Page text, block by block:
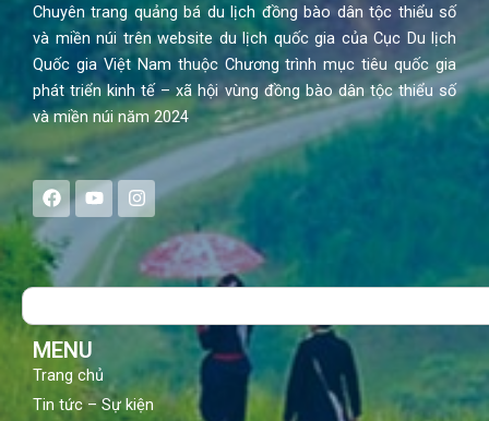
Chuyên trang quảng bá du lịch đồng bào dân tộc thiểu số
và miền núi trên website du lịch quốc gia của Cục Du lịch
Quốc gia Việt Nam thuộc Chương trình mục tiêu quốc gia
phát triển kinh tế – xã hội vùng đồng bào dân tộc thiểu số
và miền núi năm 2024
F
a
c
e
b
o
Y
o
u
t
u
b
I
n
s
a
g
Search
MENU
Trang chủ
Tin tức – Sự kiện